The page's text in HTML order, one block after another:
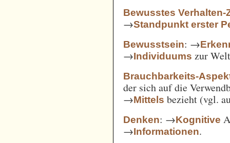
Bewusstes Verhalten-
→Standpunkt erster
Bewusstsein: →
→Individuums zur
Brauchbarkeits-
der sich auf die
→Mittels bezieht (vgl.
Denken: →Kognitive
→Informationen.